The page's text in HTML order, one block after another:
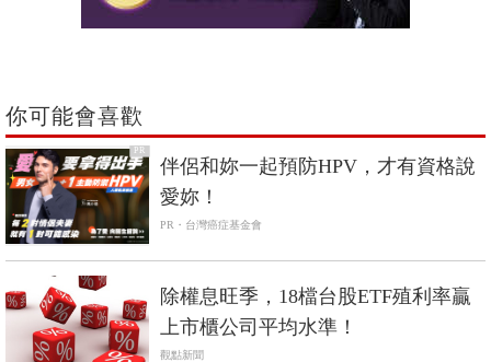
你可能會喜歡
PR
伴侶和妳一起預防HPV，才有資格說
愛妳！
PR・台灣癌症基金會
除權息旺季，18檔台股ETF殖利率贏
上市櫃公司平均水準！
觀點新聞